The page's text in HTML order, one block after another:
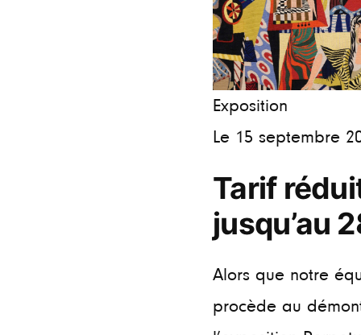
Exposition
Le 15 septembre
Tarif
jusqu’au
Alors que notre
procède au